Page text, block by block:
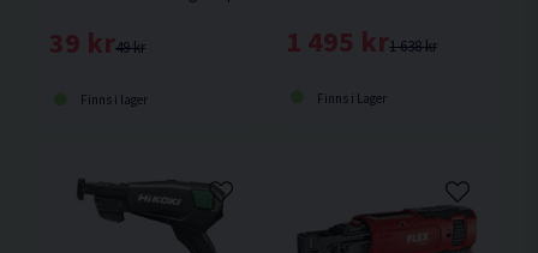
49 kr
39 kr
Finns i lager
1 638 kr
1 495 kr
Finns i Lager